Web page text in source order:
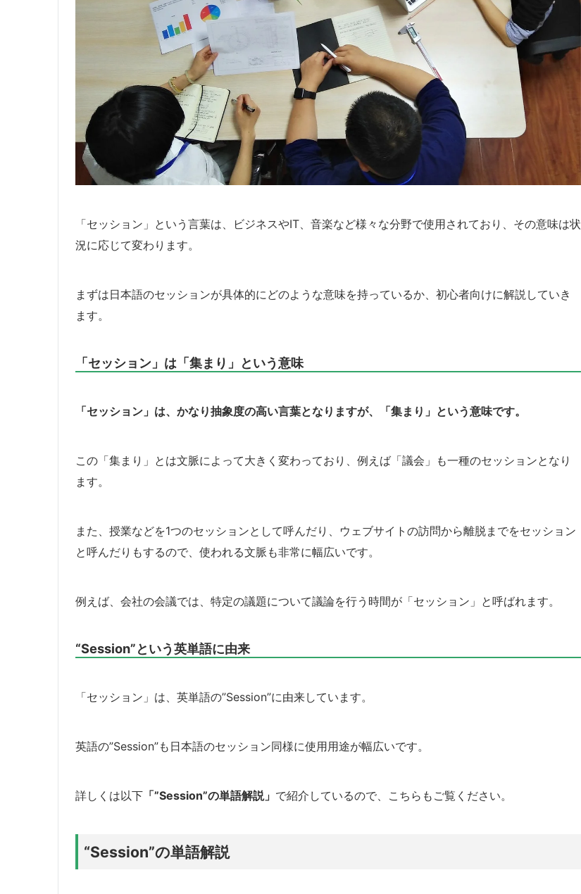
「セッション」という言葉は、ビジネスやIT、音楽など様々な分野で使用されており、その意味は状
況に応じて変わります。
まずは日本語のセッションが具体的にどのような意味を持っているか、初心者向けに解説していき
ます。
「セッション」は「集まり」という意味
「セッション」は、かなり抽象度の高い言葉となりますが、「集まり」という意味です。
この「集まり」とは文脈によって大きく変わっており、例えば「議会」も一種のセッションとなり
ます。
また、授業などを1つのセッションとして呼んだり、ウェブサイトの訪問から離脱までをセッション
と呼んだりもするので、使われる文脈も非常に幅広いです。
例えば、会社の会議では、特定の議題について議論を行う時間が「セッション」と呼ばれます。
“Session”という英単語に由来
「セッション」は、英単語の”Session”に由来しています。
英語の”Session”も日本語のセッション同様に使用用途が幅広いです。
詳しくは以下 「”Session”の単語解説」 で紹介しているので、こちらもご覧ください。
“Session”の単語解説